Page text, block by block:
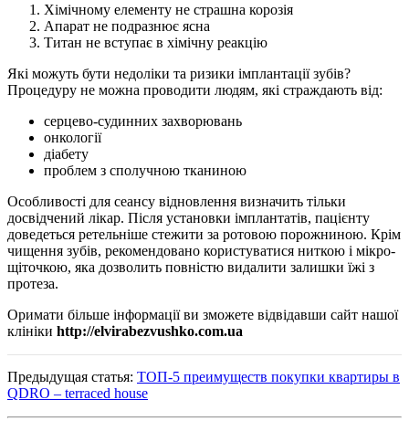
Хімічному елементу не страшна корозія
Апарат не подразнює ясна
Титан не вступає в хімічну реакцію
Які можуть бути недоліки та ризики імплантації зубів?
Процедуру не можна проводити людям, які страждають від:
серцево-судинних захворювань
онкології
діабету
проблем з сполучною тканиною
Особливості для сеансу відновлення визначить тільки
досвідчений лікар. Після установки імплантатів, пацієнту
доведеться ретельніше стежити за ротовою порожниною. Крім
чищення зубів, рекомендовано користуватися ниткою і мікро-
щіточкою, яка дозволить повністю видалити залишки їжі з
протеза.
Оримати більше інформації ви зможете відвідавши сайт нашої
клініки http://elvirabezvushko.com.ua
Предыдущая статья: ТОП-5 преимуществ покупки квартиры в
QDRO – terraced house